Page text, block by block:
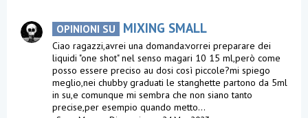
OPINIONI SU MIXING SMALL
Ciao ragazzi,avrei una domanda:vorrei preparare dei
liquidi "one shot" nel senso magari 10 15 ml,però come
posso essere preciso au dosi così piccole?mi spiego
meglio,nei chubby graduati le stanghette partono da 5ml
in su,e comunque mi sembra che non siano tanto
precise,per esempio quando metto...